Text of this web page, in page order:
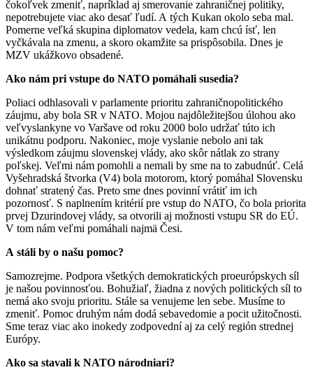
čokoľvek zmeniť, napríklad aj smerovanie zahraničnej politiky,
nepotrebujete viac ako desať ľudí. A tých Kukan okolo seba mal.
Pomerne veľká skupina diplomatov vedela, kam chcú ísť, len
vyčkávala na zmenu, a skoro okamžite sa prispôsobila. Dnes je
MZV ukážkovo obsadené.
Ako nám pri vstupe do NATO pomáhali susedia?
Poliaci odhlasovali v parlamente prioritu zahraničnopolitického
záujmu, aby bola SR v NATO. Mojou najdôležitejšou úlohou ako
veľvyslankyne vo Varšave od roku 2000 bolo udržať túto ich
unikátnu podporu. Nakoniec, moje vyslanie nebolo ani tak
výsledkom záujmu slovenskej vlády, ako skôr nátlak zo strany
poľskej. Veľmi nám pomohli a nemali by sme na to zabudnúť. Celá
Vyšehradská štvorka (V4) bola motorom, ktorý pomáhal Slovensku
dohnať stratený čas. Preto sme dnes povinní vrátiť im ich
pozornosť. S naplnením kritérií pre vstup do NATO, čo bola priorita
prvej Dzurindovej vlády, sa otvorili aj možnosti vstupu SR do EÚ.
V tom nám veľmi pomáhali najmä Česi.
A stáli by o našu pomoc?
Samozrejme. Podpora všetkých demokratických proeurópskych síl
je našou povinnosťou. Bohužiaľ, žiadna z nových politických síl to
nemá ako svoju prioritu. Stále sa venujeme len sebe. Musíme to
zmeniť. Pomoc druhým nám dodá sebavedomie a pocit užitočnosti.
Sme teraz viac ako inokedy zodpovední aj za celý región strednej
Európy.
Ako sa stavali k NATO národniari?